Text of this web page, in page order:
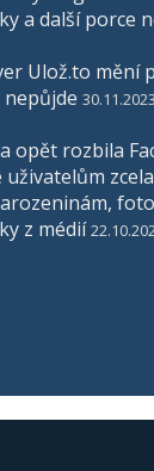
a další porce
Ulož.to mění
30.11.2023
opět rozbila
uživatelům
z médií